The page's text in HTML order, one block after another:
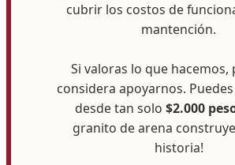
cubrir los costos de
mantención.
Si valoras lo que hacemos,
considera apoyarnos.
desde tan solo $2.000
granito de arena
historia!